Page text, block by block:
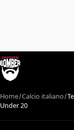
Home Calcio italiano
Under 20